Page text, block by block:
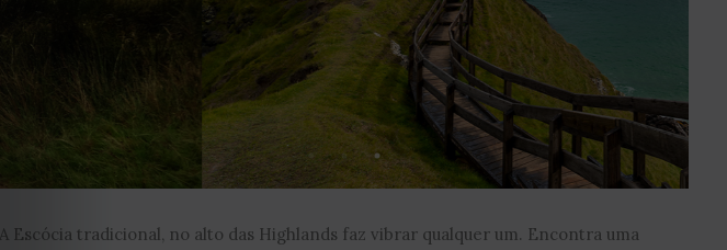
A Escócia tradicional, no alto das Highlands faz vibrar qualquer um. Encontra uma